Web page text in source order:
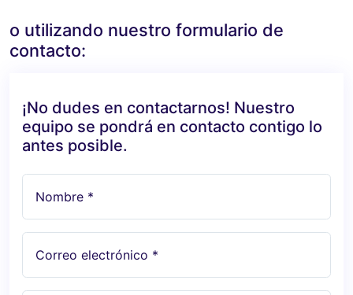
o utilizando nuestro formulario de
contacto:
¡No dudes en contactarnos! Nuestro
equipo se pondrá en contacto contigo lo
antes posible.
Nombre *
Correo electrónico *